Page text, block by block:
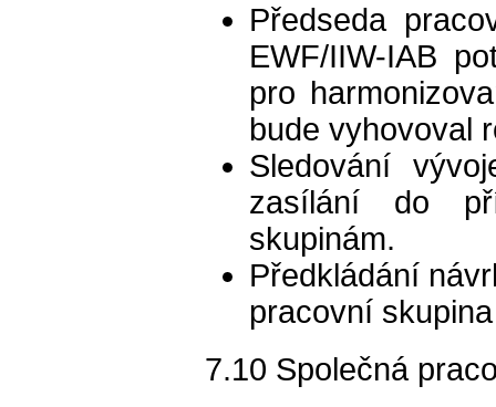
Předseda
EWF/IIW-IAB
pro
bude vyhovoval
Sledování
zasílání do
skupinám.
Předkládání
pracovní
7.10 Společná